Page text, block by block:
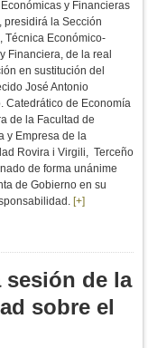
y Financieras
presidirá la Sección
Técnica Económico-
Financiera, de la real
en sustitución del
José Antonio
Catedrático de Economía
de la Facultad de
y Empresa de la
Rovira i Virgili, Terceño
de forma unánime
de Gobierno en su
[+]
de la
sobre el